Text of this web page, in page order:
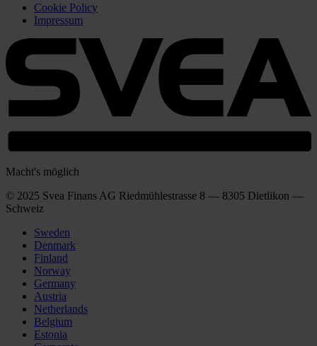
Cookie Policy
Impressum
Macht's möglich
© 2025 Svea Finans AG Riedmühlestrasse 8 — 8305 Dietlikon —
Schweiz
Sweden
Denmark
Finland
Norway
Germany
Austria
Netherlands
Belgium
Estonia